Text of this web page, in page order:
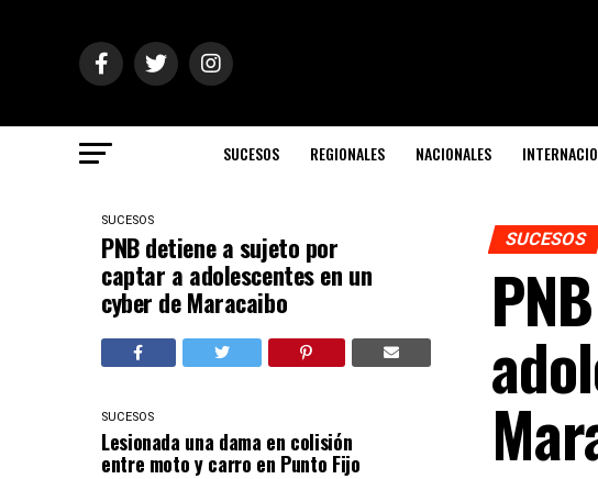
SUCESOS REGIONALES NACIONALES
SUCESOS
PNB detiene a sujeto por
captar a adolescentes en un
cyber de Maracaibo
SUCESOS
Lesionada una dama en colisión
entre moto y carro en Punto Fijo
SUCESOS